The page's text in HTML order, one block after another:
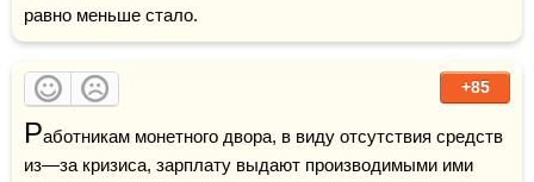
равно меньше стало.
+85
Работникам монетного двора, в виду отсутствия средств